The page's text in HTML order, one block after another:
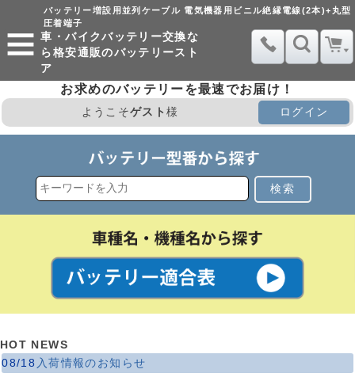
バッテリー増設用並列ケーブル 電気機器用ビニル絶縁電線(2本)+丸型
圧着端子
車・バイクバッテリー交換な
ら格安通販のバッテリースト
ア
お求めのバッテリーを最速でお届け！
ようこそゲスト様 ログイン
検索
HOT NEWS
08/18 入荷情報のお知らせ